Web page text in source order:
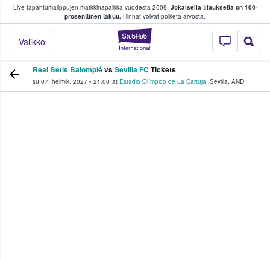
Live-tapahtumalippujen markkinapaikka vuodesta 2009. Jokaisella tilauksella on 100-
prosenttinen takuu. Hinnat voivat poiketa arvosta.
StubHub -
Valikko
fanit ostavat ja myyvät lippuja
Real Betis BalompiévsSevilla FC Tickets
su 07. helmik. 2027 • 21.00 at Estadio Olímpico de La Cartuja, Sevilla, AND